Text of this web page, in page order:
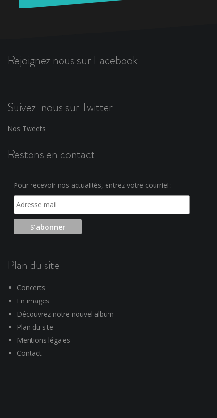
Rejoignez nous sur Facebook
Suivez-nous sur Twitter
Nos Tweets
Restons en contact
Pour recevoir nos actualités, entrez votre courriel :
Plan du site
Concerts
En images
Découvrez notre nouvel album
Plan du site
Mentions légales
Contact